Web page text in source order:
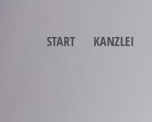
START KANZLEI